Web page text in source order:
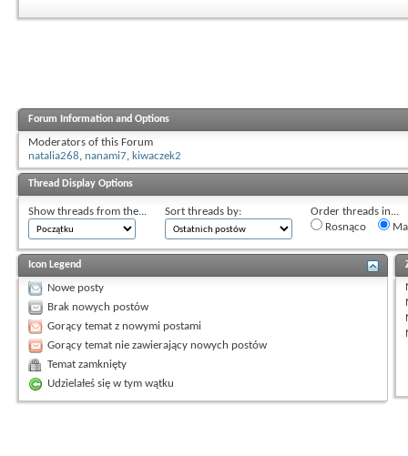
Forum Information and Options
Moderators of this Forum
natalia268, nanami7, kiwaczek2
Thread Display Options
Show threads from the... Sort threads by:
Order threads in...
Rosnąco
Icon Legend
Nowe posty
Brak nowych postów
Gorący temat z nowymi postami
Gorący temat nie zawierający nowych postów
Temat zamknięty
Udzielałeś się w tym wątku